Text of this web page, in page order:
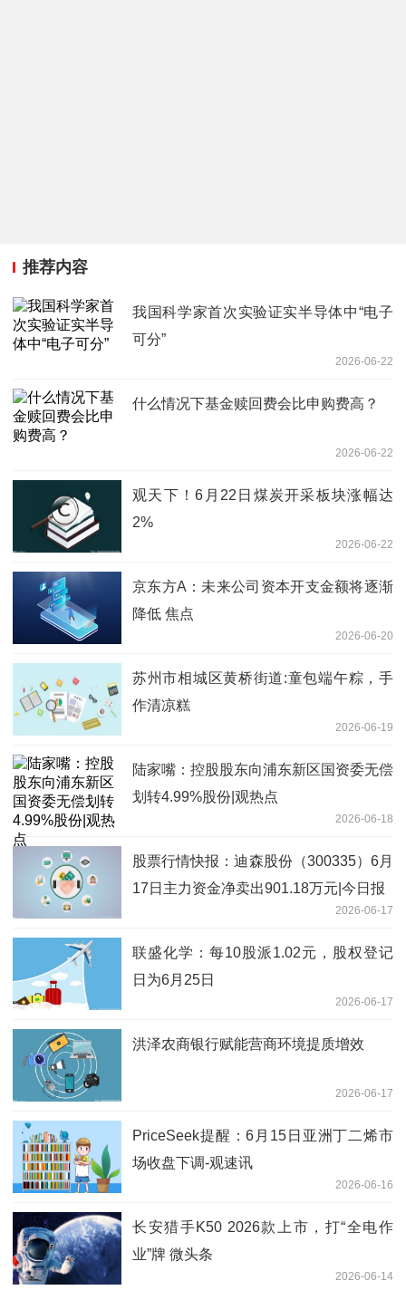
推荐内容
我国科学家首次实验证实半导体中“电子
可分”
2026-06-22
什么情况下基金赎回费会比申购费高？
2026-06-22
观天下！6月22日煤炭开采板块涨幅达
2%
2026-06-22
京东方A：未来公司资本开支金额将逐渐
降低 焦点
2026-06-20
苏州市相城区黄桥街道:童包端午粽，手
作清凉糕
2026-06-19
陆家嘴：控股股东向浦东新区国资委无偿
划转4.99%股份|观热点
2026-06-18
股票行情快报：迪森股份（300335）6月
17日主力资金净卖出901.18万元|今日报
2026-06-17
联盛化学：每10股派1.02元，股权登记
日为6月25日
2026-06-17
洪泽农商银行赋能营商环境提质增效
2026-06-17
PriceSeek提醒：6月15日亚洲丁二烯市
场收盘下调-观速讯
2026-06-16
长安猎手K50 2026款上市，打“全电作
业”牌 微头条
2026-06-14